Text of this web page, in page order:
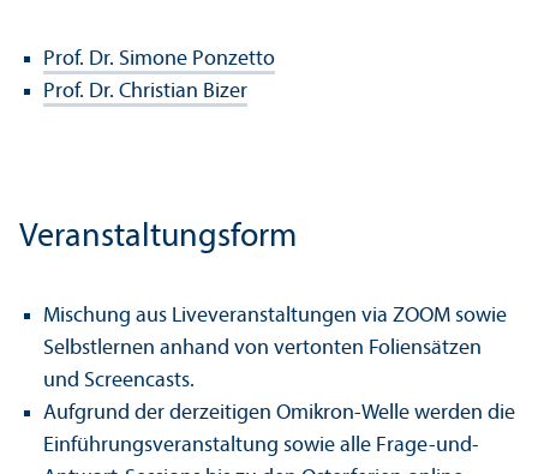
Prof. Dr. Simone Ponzetto
Prof. Dr. Christian Bizer
Veranstaltungsform
Mischung aus Liveveranstaltungen via ZOOM sowie
Selbstlernen anhand von vertonten Foliensätzen
und Screencasts.
Aufgrund der derzeitigen Omikron-Welle werden die
Einführungsveranstaltung sowie alle Frage-und-